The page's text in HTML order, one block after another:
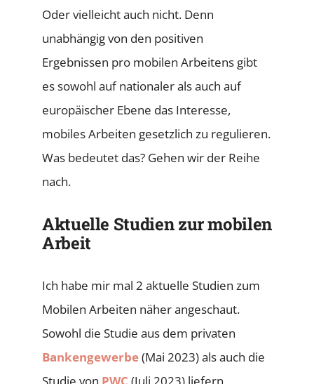
Oder vielleicht auch nicht. Denn
unabhängig von den positiven
Ergebnissen pro mobilen Arbeitens gibt
es sowohl auf nationaler als auch auf
europäischer Ebene das Interesse,
mobiles Arbeiten gesetzlich zu regulieren.
Was bedeutet das? Gehen wir der Reihe
nach.
Aktuelle Studien zur mobilen
Arbeit
Ich habe mir mal 2 aktuelle Studien zum
Mobilen Arbeiten näher angeschaut.
Sowohl die Studie aus dem privaten
Bankengewerbe(Mai 2023) als auch die